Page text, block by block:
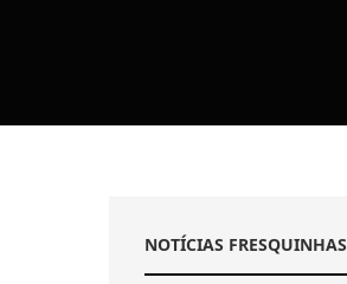
NOTÍCIAS FRESQUINHAS